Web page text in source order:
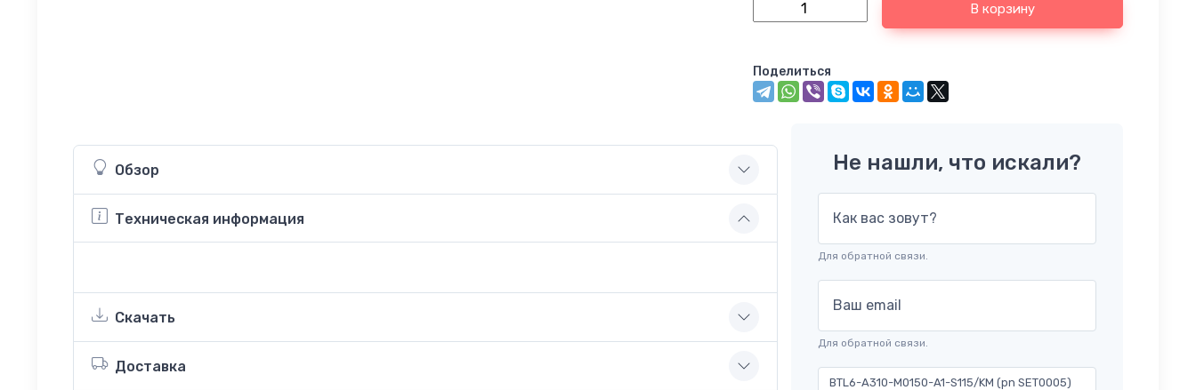
В корзину
Поделиться
Обзор
Техническая информация
Скачать
Доставка
Не нашли, что искали?
Как вас зовут?
Для обратной связи.
Ваш email
Для обратной связи.